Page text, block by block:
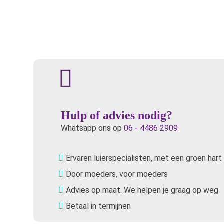
Hulp of advies nodig?
Whatsapp ons op 06 - 4486 2909
Ervaren luierspecialisten, met een groen hart
Door moeders, voor moeders
Advies op maat. We helpen je graag op weg
Betaal in termijnen